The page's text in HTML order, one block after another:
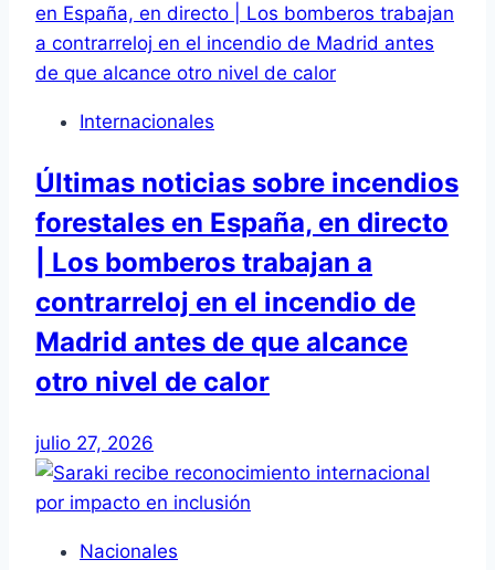
Internacionales
Últimas noticias sobre incendios
forestales en España, en directo
| Los bomberos trabajan a
contrarreloj en el incendio de
Madrid antes de que alcance
otro nivel de calor
julio 27, 2026
Nacionales